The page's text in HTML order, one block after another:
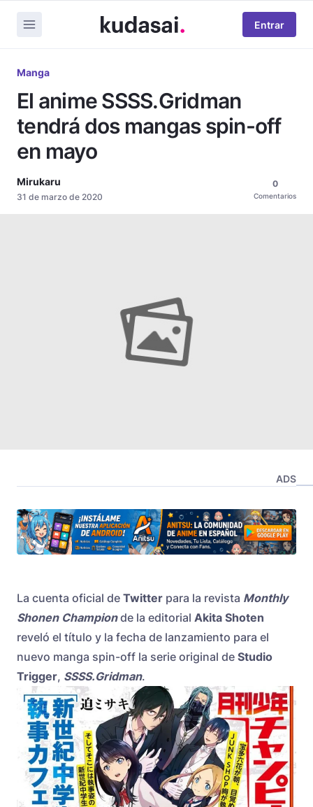
Entrar
Manga
El anime SSSS.Gridman
tendrá dos mangas spin-off
en mayo
Mirukaru
31 de marzo de 2020
0
Comentarios
ADS
La cuenta oficial de Twitter para la revista Monthly
Shonen Championde la editorial Akita Shoten
reveló el título y la fecha de lanzamiento para el
nuevo manga spin-off la serie original de Studio
Trigger, SSSS.Gridman.